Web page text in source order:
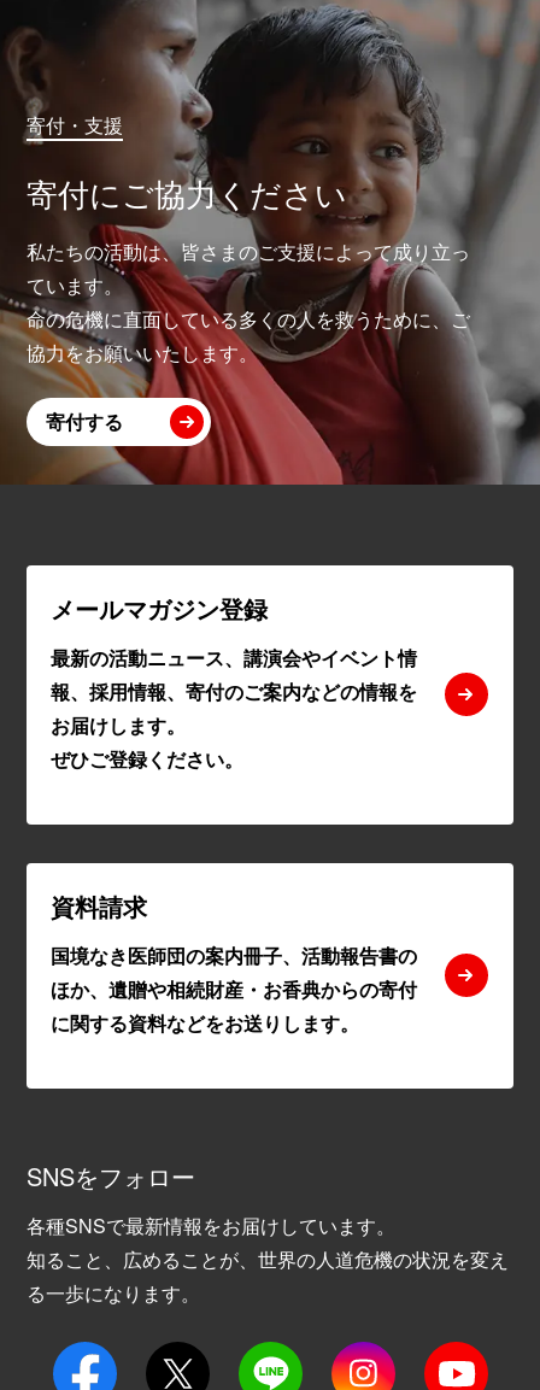
寄付・支援
寄付にご協力ください
私たちの活動は、皆さまのご支援によって成り立っ
ています。
命の危機に直面している多くの人を救うために、ご
協力をお願いいたします。
寄付する
メールマガジン登録
最新の活動ニュース、講演会やイベント情
報、採用情報、寄付のご案内などの情報を
お届けします。
ぜひご登録ください。
資料請求
国境なき医師団の案内冊子、活動報告書の
ほか、遺贈や相続財産・お香典からの寄付
に関する資料などをお送りします。
SNSをフォロー
各種SNSで最新情報をお届けしています。
知ること、広めることが、世界の人道危機の状況を変え
る一歩になります。